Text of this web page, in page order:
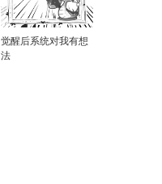
觉醒后系统对我有想
法